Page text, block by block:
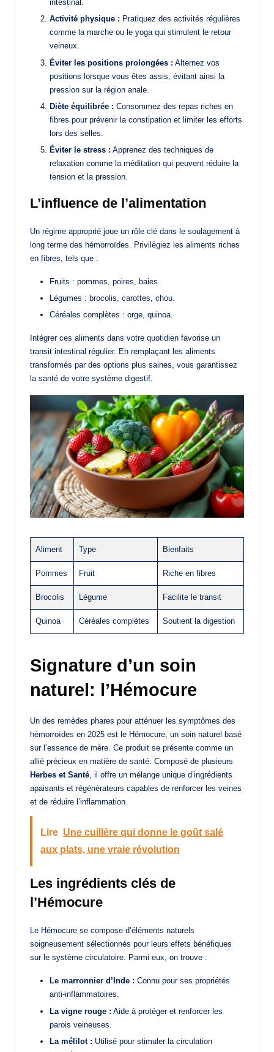
intestinal.
Activité physique : Pratiquez des activités régulières
comme la marche ou le yoga qui stimulent le retour
veineux.
Éviter les positions prolongées : Alternez vos
positions lorsque vous êtes assis, évitant ainsi la
pression sur la région anale.
Diète équilibrée : Consommez des repas riches en
fibres pour prévenir la constipation et limiter les efforts
lors des selles.
Éviter le stress : Apprenez des techniques de
relaxation comme la méditation qui peuvent réduire la
tension et la pression.
L’influence de l’alimentation
Un régime approprié joue un rôle clé dans le soulagement à
long terme des hémorroïdes. Privilégiez les aliments riches
en fibres, tels que :
Fruits : pommes, poires, baies.
Légumes : brocolis, carottes, chou.
Céréales complètes : orge, quinoa.
Intégrer ces aliments dans votre quotidien favorise un
transit intestinal régulier. En remplaçant les aliments
transformés par des options plus saines, vous garantissez
la santé de votre système digestif.
Aliment Type Bienfaits
Pommes Fruit Riche en fibres
Brocolis Légume Facilite le transit
Quinoa Céréales complètes Soutient la digestion
Signature d’un soin
naturel: l’Hémocure
Un des remèdes phares pour atténuer les symptômes des
hémorroïdes en 2025 est le Hémocure, un soin naturel basé
sur l’essence de mère. Ce produit se présente comme un
allié précieux en matière de santé. Composé de plusieurs
Herbes et Santé, il offre un mélange unique d’ingrédients
apaisants et régénérateurs capables de renforcer les veines
et de réduire l’inflammation.
Lire Une cuillère qui donne le goût salé
aux plats, une vraie révolution
Les ingrédients clés de
l’Hémocure
Le Hémocure se compose d’éléments naturels
soigneusement sélectionnés pour leurs effets bénéfiques
sur le système circulatoire. Parmi eux, on trouve :
Le marronnier d’Inde : Connu pour ses propriétés
anti-inflammatoires.
La vigne rouge : Aide à protéger et renforcer les
parois veineuses.
La mélilot : Utilisé pour stimuler la circulation